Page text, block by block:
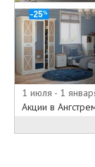
1 июля - 1
Акции в